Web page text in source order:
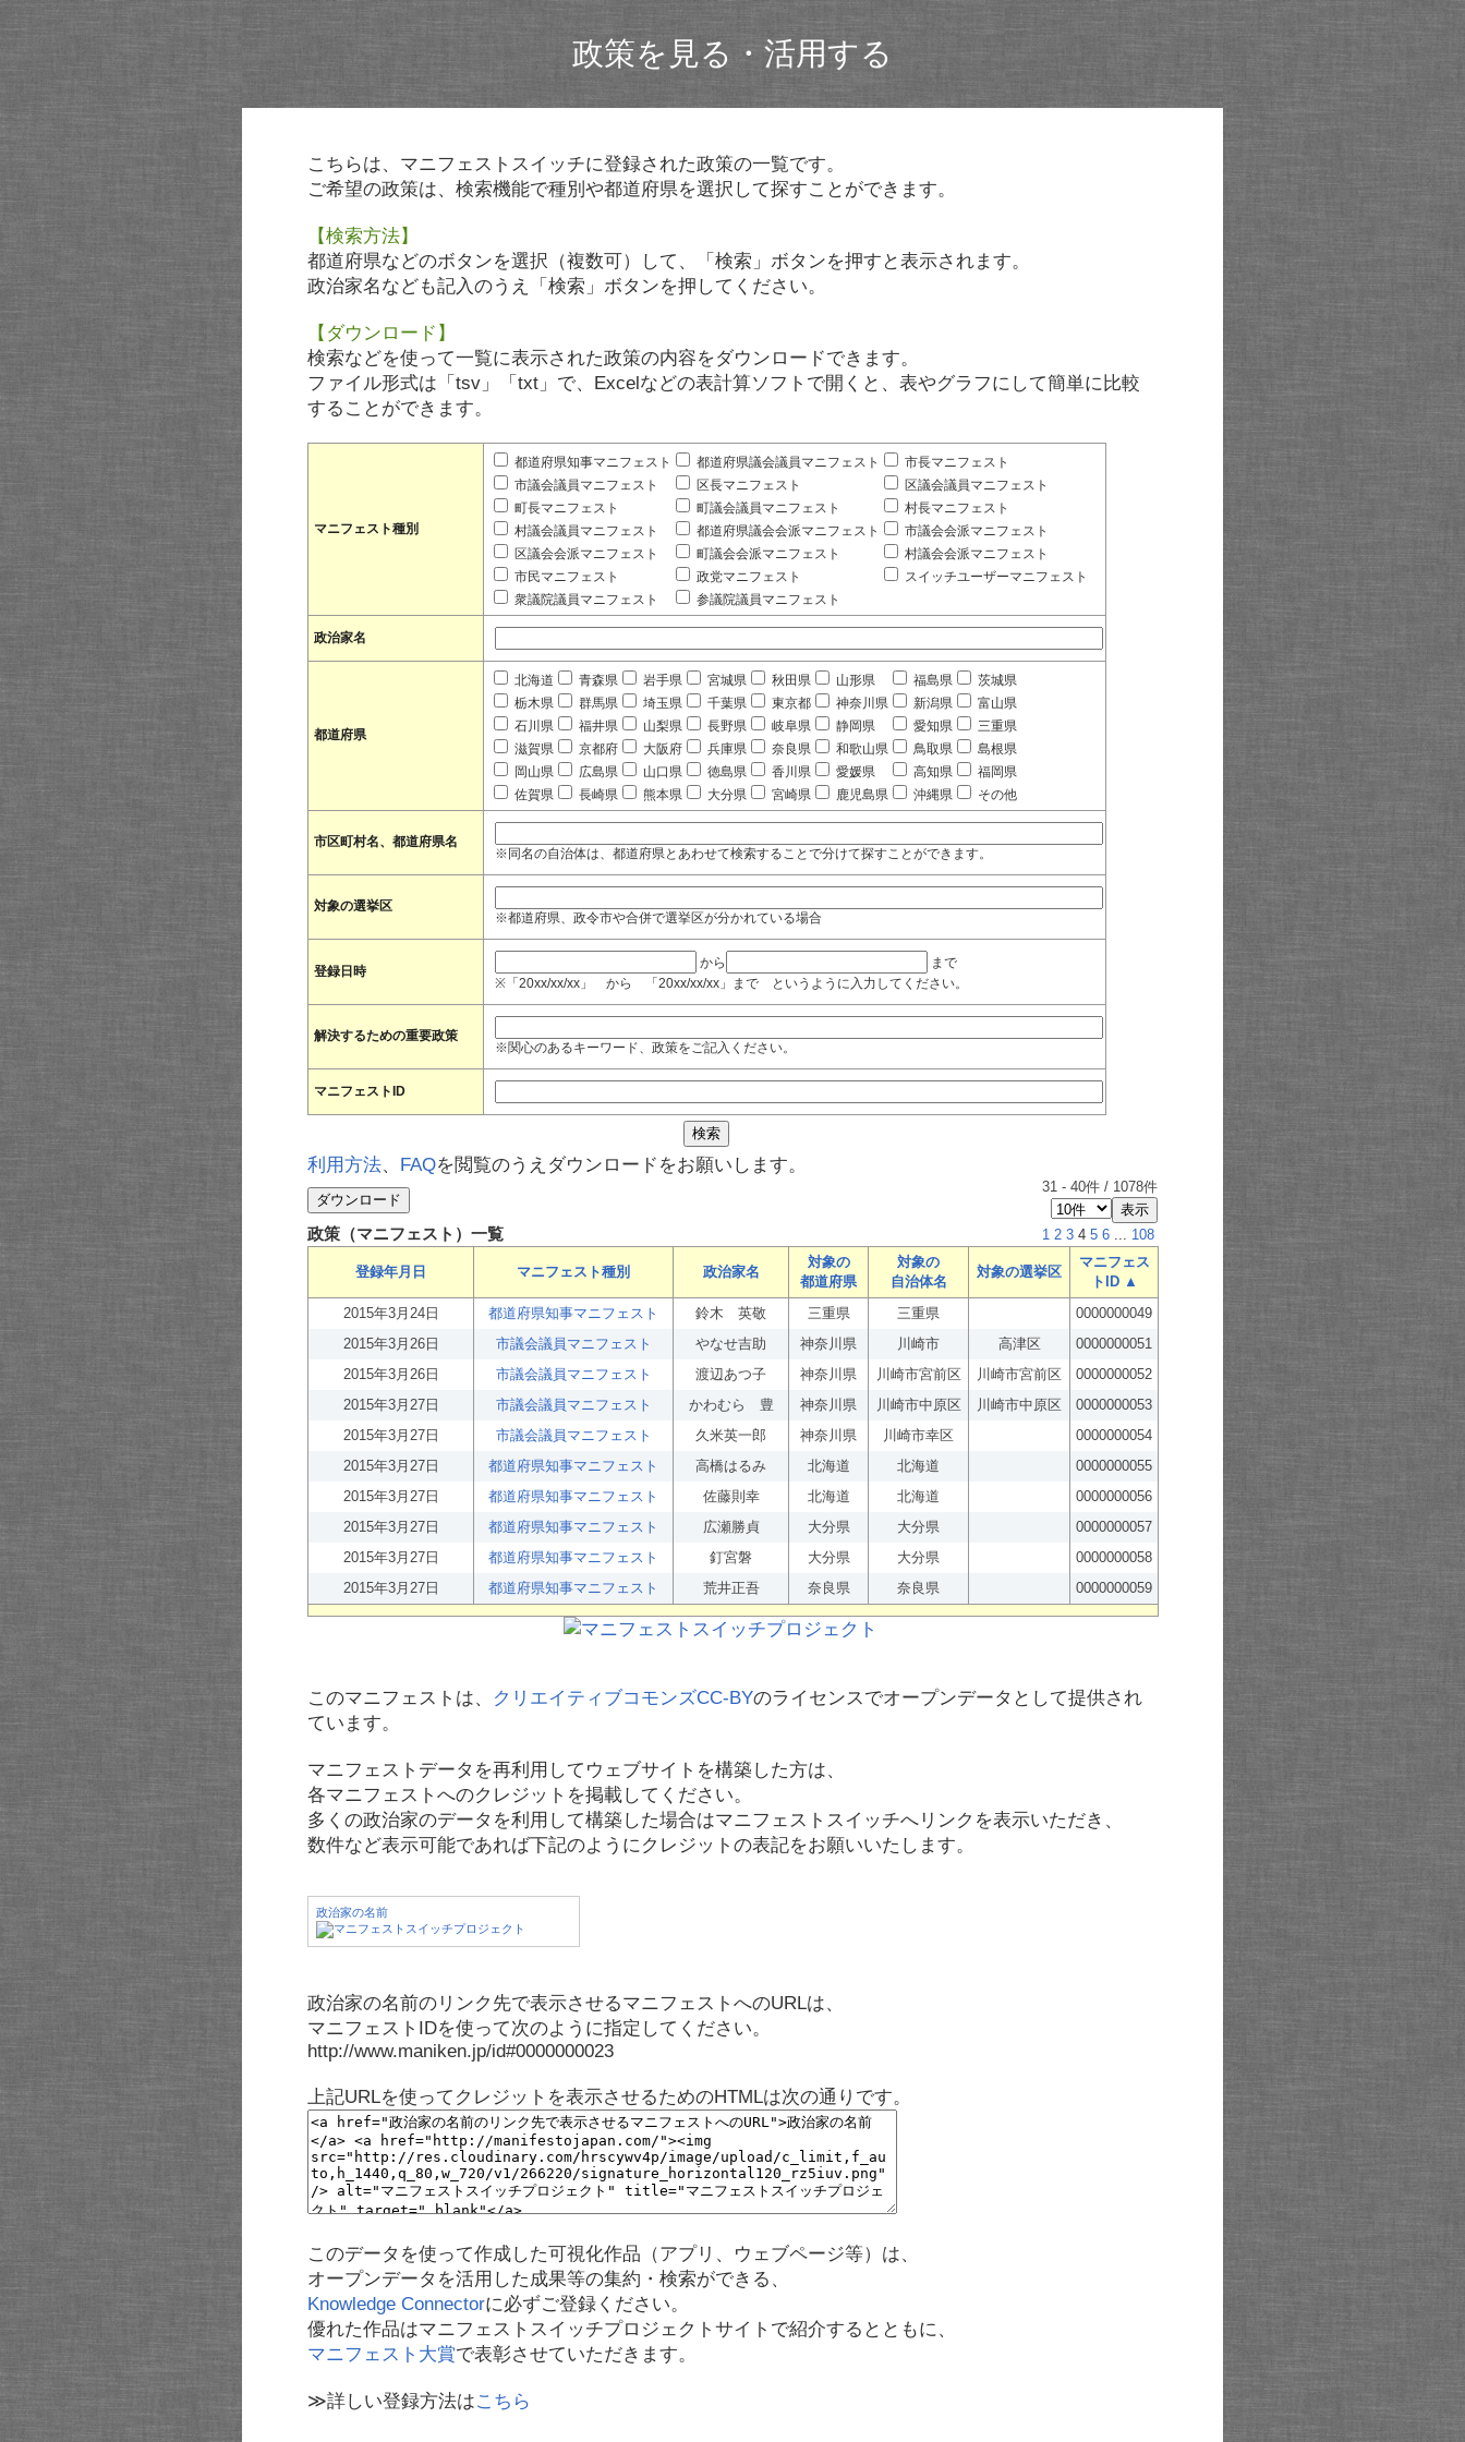
政策を見る・活用する
こちらは、マニフェストスイッチに登録された政策の一覧です。
ご希望の政策は、検索機能で種別や都道府県を選択して探すことができます。
【検索方法】
都道府県などのボタンを選択（複数可）して、「検索」ボタンを押すと表示されます。
政治家名なども記入のうえ「検索」ボタンを押してください。
【ダウンロード】
検索などを使って一覧に表示された政策の内容をダウンロードできます。
ファイル形式は「tsv」「txt」で、Excelなどの表計算ソフトで開くと、表やグラフにして簡単に比較
することができます。
マニフェスト種別
都道府県知事マニフェスト 都道府県議会議員マニフェスト
市長マニフェスト
市議会議員マニフェスト
区長マニフェスト
区議会議員マニフェスト
町長マニフェスト
町議会議員マニフェスト
村長マニフェスト
村議会議員マニフェスト
都道府県議会会派マニフェスト
市議会会派マニフェスト
区議会会派マニフェスト
町議会会派マニフェスト
村議会会派マニフェスト
市民マニフェスト
政党マニフェスト
スイッチユーザーマニフェスト
衆議院議員マニフェスト
参議院議員マニフェスト
政治家名
都道府県
北海道 青森県 岩手県 宮城県 秋田県 山形県 福島県
茨城県
栃木県
群馬県 埼玉県 千葉県 東京都 神奈川県 新潟県
富山県
石川県
福井県 山梨県 長野県 岐阜県 静岡県 愛知県
三重県
滋賀県
京都府 大阪府 兵庫県 奈良県 和歌山県 鳥取県
島根県
岡山県
広島県 山口県 徳島県 香川県 愛媛県 高知県
福岡県
佐賀県
長崎県 熊本県 大分県 宮崎県 鹿児島県 沖縄県 その他
市区町村名、都道府県名
※同名の自治体は、都道府県とあわせて検索することで分けて探すことができます。
対象の選挙区
※都道府県、政令市や合併で選挙区が分かれている場合
登録日時
から
まで
※「20xx/xx/xx」 から 「20xx/xx/xx」まで というように入力してください。
解決するための重要政策
※関心のあるキーワード、政策をご記入ください。
マニフェストID
利用方法、 FAQを閲覧のうえダウンロードをお願いします。
31 - 40件 / 1078件
政策（マニフェスト）一覧 1 2 3 4 5 6 ... 108
登録年月日 マニフェスト種別 政治家名
対象の
都道府県
対象の
自治体名
対象の選挙区
マニフェス
トID ▲
2015年3月24日
都道府県知事マニフェスト 鈴木 英敬 三重県 三重県
0000000049
2015年3月26日
市議会議員マニフェスト やなせ吉助 神奈川県 川崎市 高津区
0000000051
2015年3月26日
市議会議員マニフェスト 渡辺あつ子 神奈川県 川崎市宮前区 川崎市宮前区
0000000052
2015年3月27日
市議会議員マニフェスト かわむら 豊 神奈川県 川崎市中原区 川崎市中原区
0000000053
2015年3月27日
市議会議員マニフェスト 久米英一郎 神奈川県 川崎市幸区
0000000054
2015年3月27日
都道府県知事マニフェスト 高橋はるみ 北海道 北海道
0000000055
2015年3月27日
都道府県知事マニフェスト 佐藤則幸 北海道 北海道
0000000056
2015年3月27日
都道府県知事マニフェスト 広瀬勝貞 大分県 大分県
0000000057
2015年3月27日
都道府県知事マニフェスト 釘宮磐 大分県 大分県
0000000058
2015年3月27日
都道府県知事マニフェスト 荒井正吾 奈良県 奈良県 0000000059
このマニフェストは、 クリエイティブコモンズCC-BYのライセンスでオープンデータとして提供され
ています。
マニフェストデータを再利用してウェブサイトを構築した方は、
各マニフェストへのクレジットを掲載してください。
多くの政治家のデータを利用して構築した場合はマニフェストスイッチへリンクを表示いただき、
数件など表示可能であれば下記のようにクレジットの表記をお願いいたします。
政治家の名前
政治家の名前のリンク先で表示させるマニフェストへのURLは、
マニフェストIDを使って次のように指定してください。
http://www.maniken.jp/id#0000000023
上記URLを使ってクレジットを表示させるためのHTMLは次の通りです。
このデータを使って作成した可視化作品（アプリ、ウェブページ等）は、
オープンデータを活用した成果等の集約・検索ができる、
Knowledge Connectorに必ずご登録ください。
優れた作品はマニフェストスイッチプロジェクトサイトで紹介するとともに、
マニフェスト大賞で表彰させていただきます。
≫詳しい登録方法はこちら